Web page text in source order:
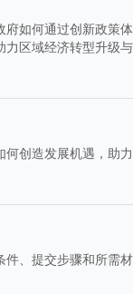
如何通过创新政策
区域经济转型升级
创造发展机遇，助
、提交步骤和所需